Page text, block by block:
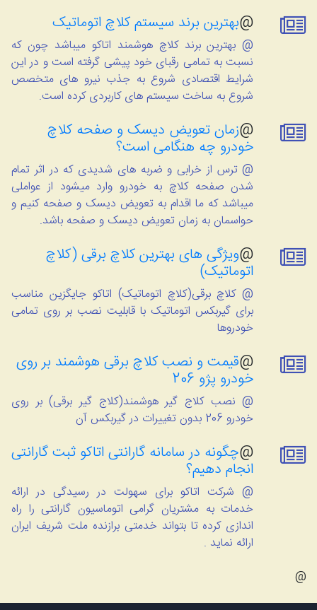
@بهترین برند سیستم کلاچ اتوماتیک
@ بهترین برند کلاچ هوشمند اتاکو میباشد چون که
نسبت به تمامی رقبای خود پیشی گرفته است و در این
شرایط اقتصادی شروع به جذب نیرو های متخصص
شروع به ساخت سیستم های کاربردی کرده است.
@زمان تعویض دیسک و صفحه کلاچ
خودرو چه هنگامی است؟
@ ترس از خرابی و ضربه های شدیدی که در اثر تمام
شدن صفحه کلاچ به خودرو وارد میشود از عواملی
میباشد که ما اقدام به تعویض دیسک و صفحه کنیم و
حواسمان به زمان تعویض دیسک و صفحه باشد.
@ویژگی های بهترین کلاچ برقی (کلاچ
اتوماتیک)
@ کلاچ برقی(کلاچ اتوماتیک) اتاکو جایگزین مناسب
برای گیربکس اتوماتیک با قابلیت نصب بر روی تمامی
خودروها
@قیمت و نصب کلاچ برقی هوشمند بر روی
خودرو پژو 206
@ نصب کلاج گیر هوشمند(کلاج گیر برقی) بر روی
خودرو 206 بدون تغییرات در گیربکس آن
@چگونه در سامانه گارانتی اتاکو ثبت گارانتی
انجام دهیم؟
@ شرکت اتاکو برای سهولت در رسیدگی در ارائه
خدمات به مشتریان گرامی اتوماسیون گارانتی را راه
اندازی کرده تا بتواند خدمتی برازنده ملت شریف ایران
ارائه نماید .
@